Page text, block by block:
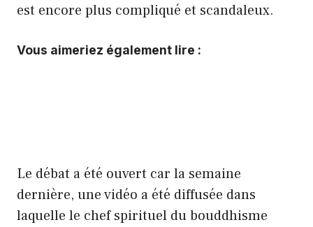
est encore plus compliqué et scandaleux.
Vous aimeriez également lire :
Le débat a été ouvert car la semaine
dernière, une vidéo a été diffusée dans
laquelle le chef spirituel du bouddhisme